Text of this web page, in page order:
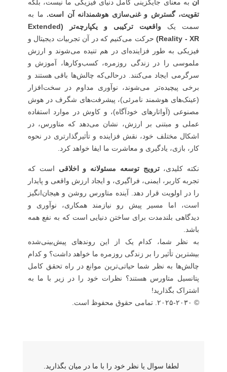
آن به معنای جایگزینی کامل دنیای فیزیکی ما نیست، بلکه
تقویت، گسترش و غنی‌سازی هوشمندانه آن است. ما به
سمت یک
واقعیت ترکیبی و یکپارچه‌تر (Extended
Reality - XR) حرکت می‌کنیم که در آن تجربیات دیجیتال و
فیزیکی به طور فزاینده‌ای در هم تنیده می‌شوند و ارزش
ملموسی را در زندگی روزمره، کسب‌وکارها، آموزش و
سرگرمی ایجاد می‌کنند. درحالی‌که چالش‌ها باقی هستند و
برخی پیچیده‌تر می‌شوند، نوآوری مداوم در سخت‌افزار
(عینک‌های هوشمند نامرئی)، پیشرفت‌های شگرف در هوش
مصنوعی (آواتارهای خودآگاه)، و کاوش در موارد استفاده
عملی و مبتنی بر ارزش، نشان می‌دهد که متاورس، در
اشکال مختلف خود، نقش فزاینده و تأثیرگذارتری در نحوه
کار، بازی، یادگیری و معاشرت ما ایفا خواهد کرد.
نکته کلیدی،ترویج توسعه مسئولانه و اخلاقی است که
تجربه کاربر، ایمنی، فراگیری، و ایجاد ارزش واقعی و پایدار
را در اولویت قرار دهد. آینده متاورس روشن و هیجان‌انگیز
است، اما مسیر پیش رو نیازمند همکاری، نوآوری و
دیدگاهی بلندمدت برای ساختن دنیایی است که به نفع همه
باشد.
به نظر شما، کدام یک از این روندهای پیش‌بینی‌شده
بیشترین تأثیر را بر زندگی روزمره ما خواهد داشت؟ و کدام
چالش‌ها به نظر شما حیاتی‌ترین موانع در راه تحقق کامل
پتانسیل متاورس هستند؟ نظرات خود را در زیر با ما به
اشتراک بگذارید!
© ۲۰۲۵-۲۰۳۰. تمامی حقوق محفوظ است.
لطفا سوال یا نظر خود را با ما در میان بگذارید.